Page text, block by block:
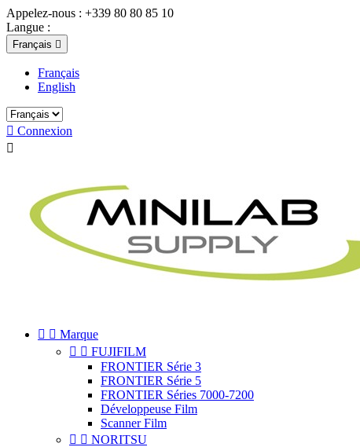
Appelez-nous : +339 80 80 85 10
Langue :
Français 
Français
English
 Connexion

  Marque
  FUJIFILM
FRONTIER Série 3
FRONTIER Série 5
FRONTIER Séries 7000-7200
Développeuse Film
Scanner Film
  NORITSU